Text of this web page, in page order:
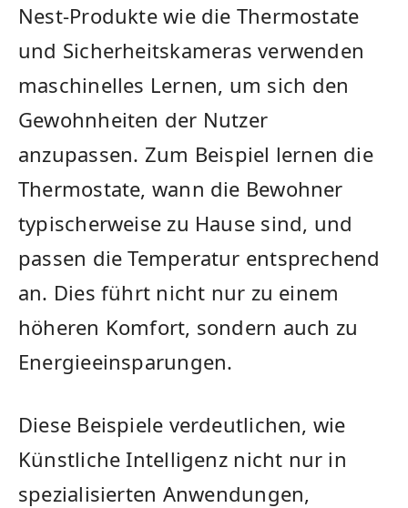
Nest-Produkte wie die Thermostate
und Sicherheitskameras verwenden
maschinelles Lernen, um sich ⁢den
Gewohnheiten der Nutzer⁣
anzupassen. Zum⁤ Beispiel lernen die
Thermostate, wann die Bewohner
typischerweise zu Hause sind, und
passen die ‍Temperatur entsprechend
an. ‍Dies führt nicht nur zu einem
höheren Komfort, sondern auch zu​
Energieeinsparungen.
Diese Beispiele verdeutlichen, wie
Künstliche Intelligenz ⁣nicht​ nur in
spezialisierten⁢ Anwendungen,